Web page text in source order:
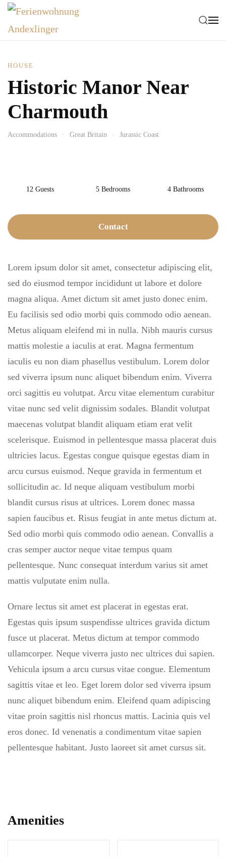
Zum Hauptinhalt springen
HOUSE
Historic Manor Near
Charmouth
Accommodations Great Britain Jurassic Coast
12 Guests 5 Bedrooms 4 Bathrooms
Contact
Lorem ipsum dolor sit amet, consectetur adipiscing elit,
sed do eiusmod tempor incididunt ut labore et dolore
magna aliqua. Amet dictum sit amet justo donec enim.
Eu facilisis sed odio morbi quis commodo odio aenean.
Metus aliquam eleifend mi in nulla. Nibh mauris cursus
mattis molestie a iaculis at erat. Magna fermentum
iaculis eu non diam phasellus vestibulum. Lorem dolor
sed viverra ipsum nunc aliquet bibendum enim. Viverra
orci sagittis eu volutpat. Arcu vitae elementum curabitur
vitae nunc sed velit dignissim sodales. Blandit volutpat
maecenas volutpat blandit aliquam etiam erat velit
scelerisque. Euismod in pellentesque massa placerat duis
ultricies lacus. Egestas congue quisque egestas diam in
arcu cursus euismod. Neque gravida in fermentum et
sollicitudin ac. Id neque aliquam vestibulum morbi
blandit cursus risus at ultrices. Lorem donec massa
sapien faucibus et. Risus feugiat in ante metus dictum at.
Sed odio morbi quis commodo odio aenean. Convallis a
cras semper auctor neque vitae tempus quam
pellentesque. Nunc consequat interdum varius sit amet
mattis vulputate enim nulla.
Ornare lectus sit amet est placerat in egestas erat.
Egestas quis ipsum suspendisse ultrices gravida dictum
fusce ut placerat. Metus dictum at tempor commodo
ullamcorper. Neque viverra justo nec ultrices dui sapien.
Vehicula ipsum a arcu cursus vitae congue. Elementum
sagittis vitae et leo. Eget lorem dolor sed viverra ipsum
nunc aliquet bibendum enim. Eleifend quam adipiscing
vitae proin sagittis nisl rhoncus mattis. Lacinia quis vel
eros donec. Id venenatis a condimentum vitae sapien
pellentesque habitant. Justo laoreet sit amet cursus sit.
Amenities